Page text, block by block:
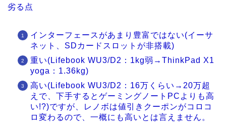
劣る点
インターフェースがあまり豊富ではない(イーサ
ネット、SDカードスロットが非搭載)
重い(Lifebook WU3/D2：1kg弱→ThinkPad X1
yoga：1.36kg)
高い(Lifebook WU3/D2：16万くらい→20万超
えで、下手するとゲーミングノートPCよりも高
い!?)ですが、レノボは値引きクーポンがコロコ
ロ変わるので、一概にも高いとは言えません。